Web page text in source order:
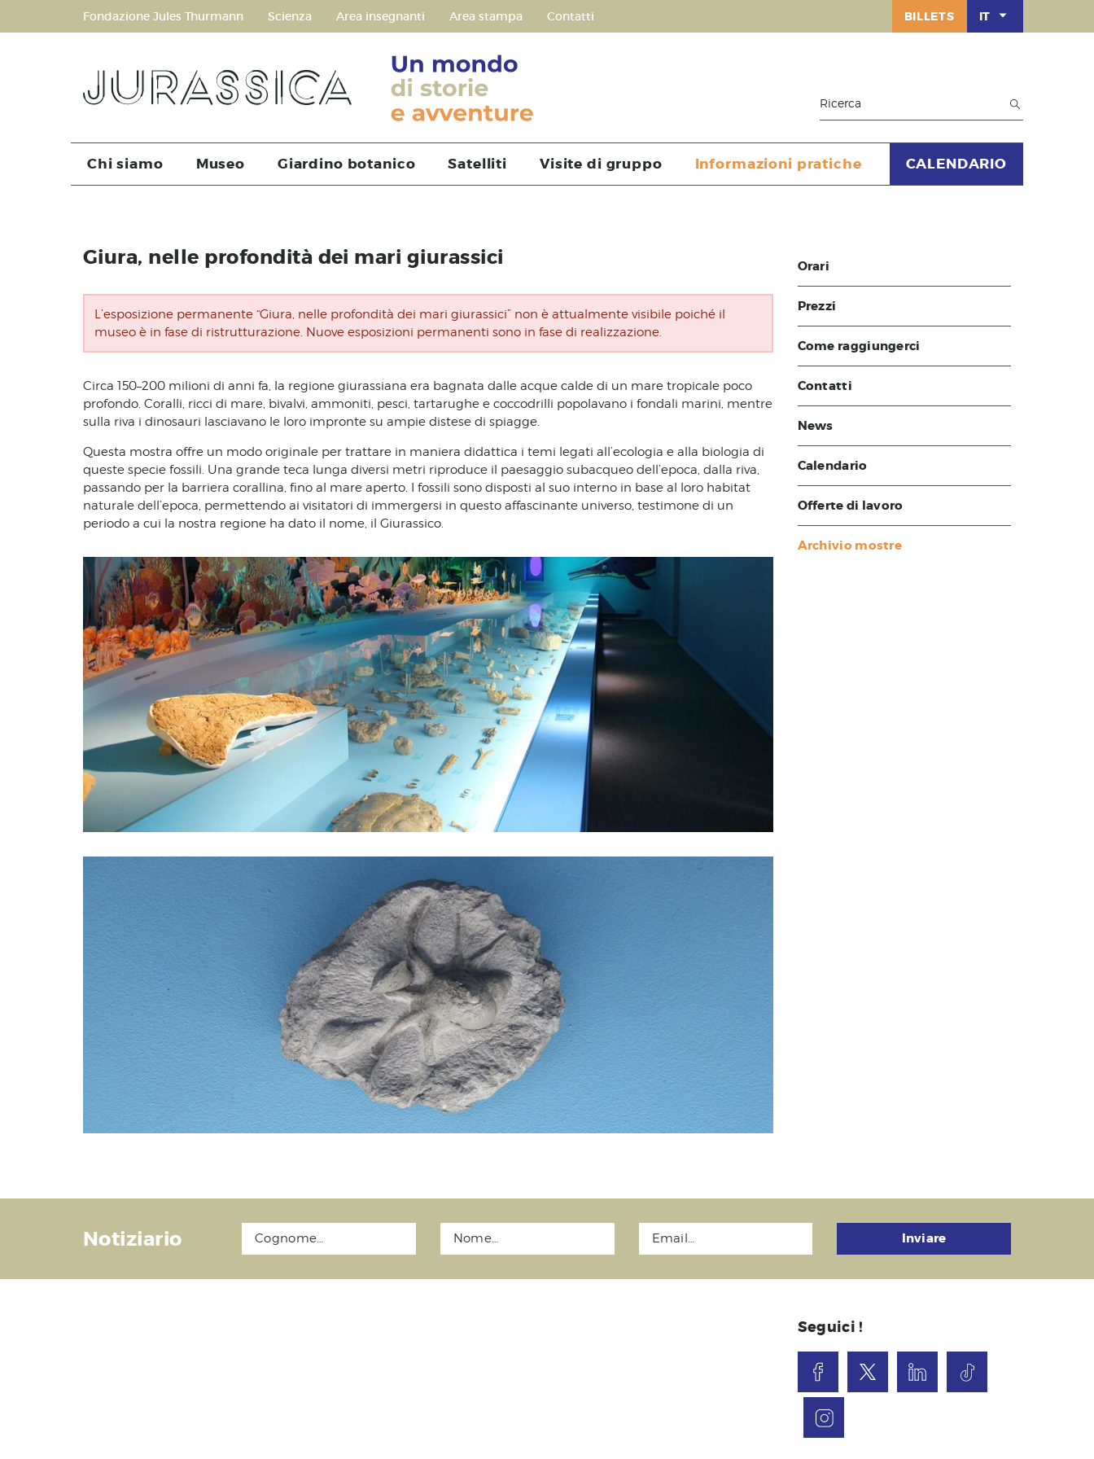
Fondazione Jules Thurmann Scienza Area insegnanti Area stampa Contatti IT
BILLETS
Chi siamo Museo Giardino botanico Satelliti Visite di gruppo Informazioni pratiche CALENDARIO
Giura, nelle profondità dei mari giurassici
L’esposizione permanente “Giura, nelle profondità dei mari giurassici” non è attualmente visibile poiché il
museo è in fase di ristrutturazione. Nuove esposizioni permanenti sono in fase di realizzazione.
Circa 150–200 milioni di anni fa, la regione giurassiana era bagnata dalle acque calde di un mare tropicale poco
profondo. Coralli, ricci di mare, bivalvi, ammoniti, pesci, tartarughe e coccodrilli popolavano i fondali marini, mentre
sulla riva i dinosauri lasciavano le loro impronte su ampie distese di spiagge.
Questa mostra offre un modo originale per trattare in maniera didattica i temi legati all’ecologia e alla biologia di
queste specie fossili. Una grande teca lunga diversi metri riproduce il paesaggio subacqueo dell’epoca, dalla riva,
passando per la barriera corallina, fino al mare aperto. I fossili sono disposti al suo interno in base al loro habitat
naturale dell’epoca, permettendo ai visitatori di immergersi in questo affascinante universo, testimone di un
periodo a cui la nostra regione ha dato il nome, il Giurassico.
Orari
Prezzi
Come raggiungerci
Contatti
News
Calendario
Offerte di lavoro
Archivio mostre
Notiziario Inviare
Seguici !